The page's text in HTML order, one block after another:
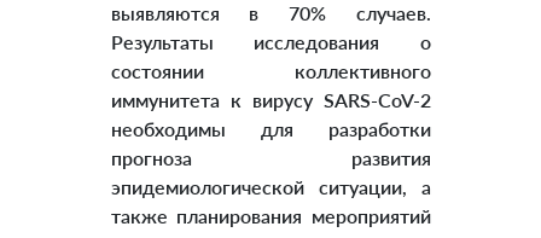
выявляются в 70% случаев.
Результаты исследования о
состоянии коллективного
иммунитета к вирусу SARS-CoV-2
необходимы для разработки
прогноза развития
эпидемиологической ситуации, а
также планирования мероприятий